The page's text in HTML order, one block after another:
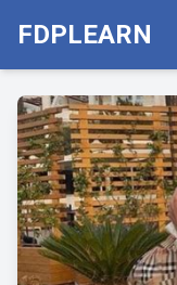
FDPLEARN